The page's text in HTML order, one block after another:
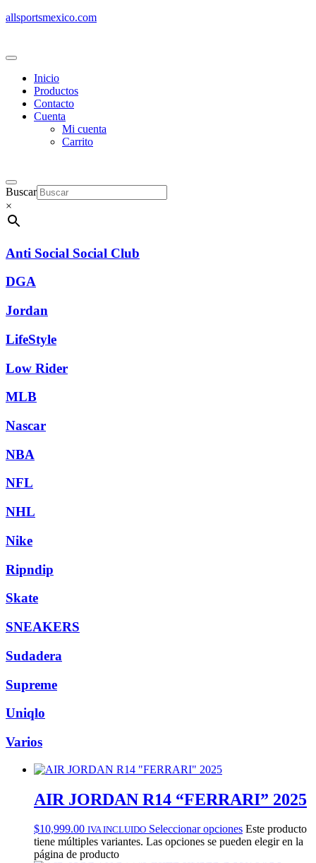
allsportsmexico.com
Inicio
Productos
Contacto
Cuenta
Mi cuenta
Carrito
Buscar
×
Anti Social Social Club
DGA
Jordan
LifeStyle
Low Rider
MLB
Nascar
NBA
NFL
NHL
Nike
Ripndip
Skate
SNEAKERS
Sudadera
Supreme
Uniqlo
Varios
AIR JORDAN R14 “FERRARI” 2025
$10,999.00 IVA INCLUIDO Seleccionar opciones Este producto
tiene múltiples variantes. Las opciones se pueden elegir en la
página de producto